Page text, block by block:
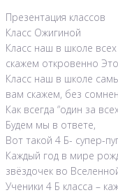
Презентация классов
Класс Ожигиной
Класс наш в школе
скажем откровенно
Класс наш в школе
вам скажем, без
Как всегда “один за
Будем мы в ответе,
Вот такой 4 Б- супер-
Каждый год в мире
звёздочек во
Ученики 4 Б класса –